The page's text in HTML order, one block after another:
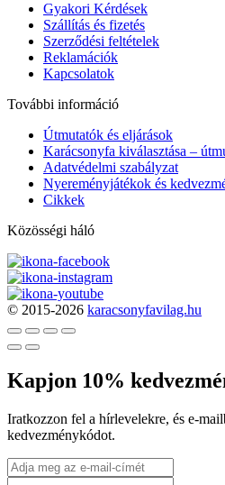
Gyakori Kérdések
Szállítás és fizetés
Szerződési feltételek
Reklamációk
Kapcsolatok
További információ
Útmutatók és eljárások
Karácsonyfa kiválasztása –
Adatvédelmi szabályzat
Nyereményjátékok és
Cikkek
Közösségi háló
© 2015-2026 karacsonyfavilag.hu
Kapjon 10%
Iratkozzon fel a hírlevelekre, és e-
kedvezménykódot.